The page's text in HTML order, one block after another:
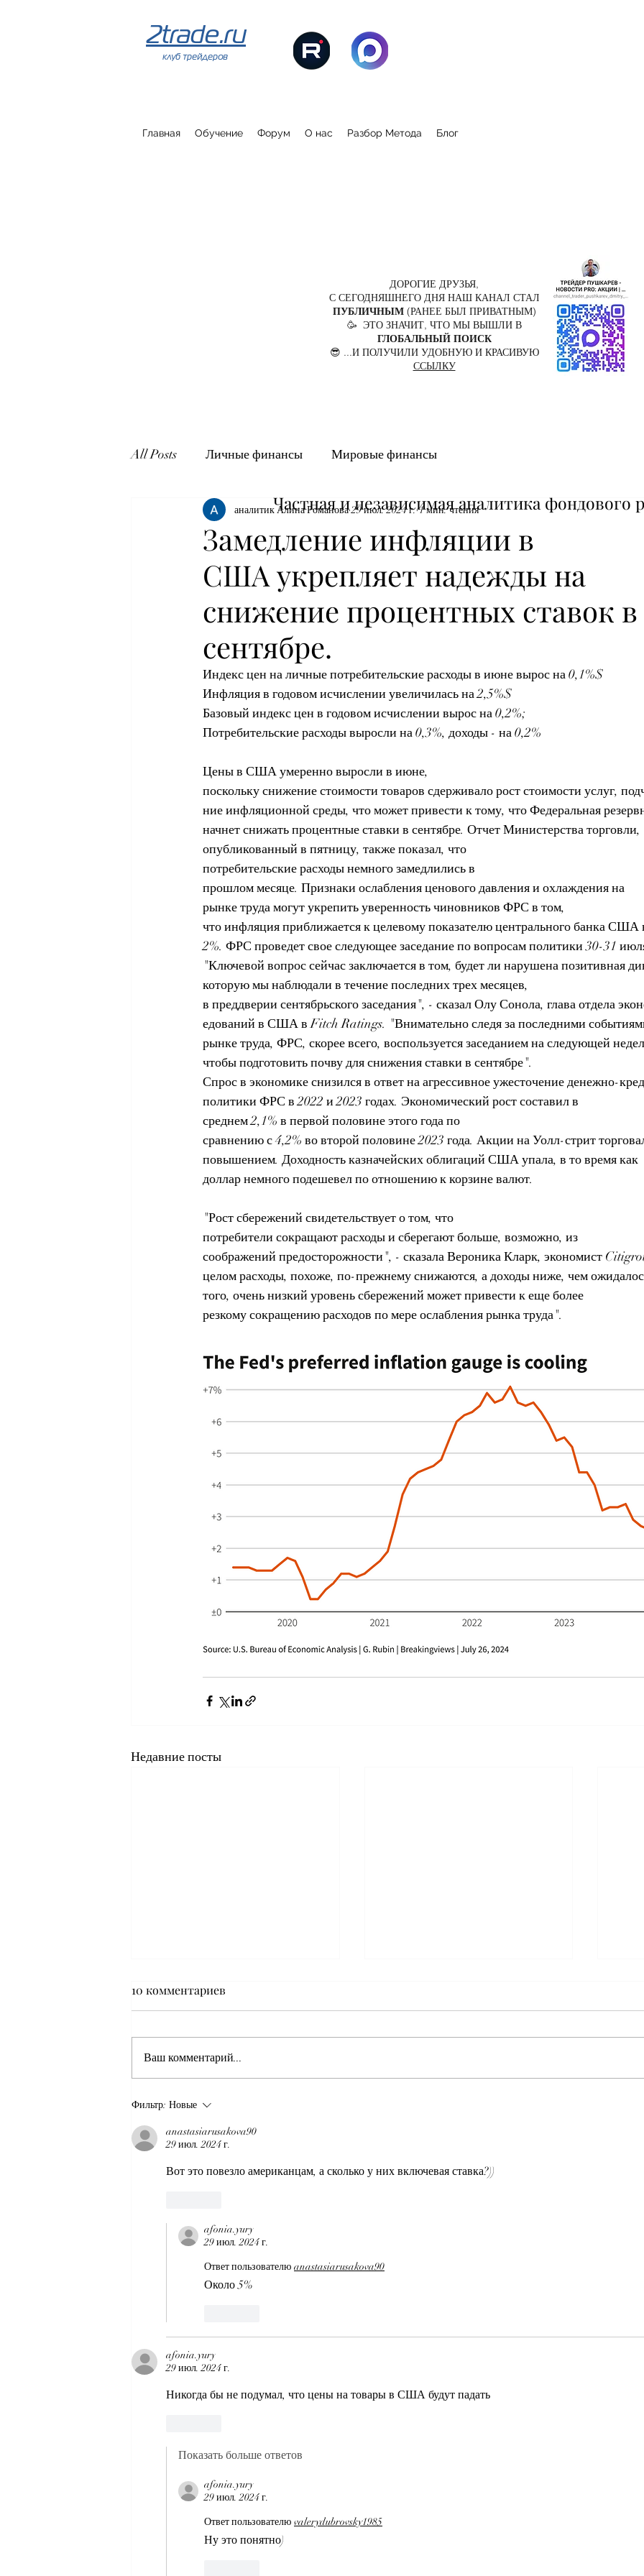
2trade.ru
клуб трейдеров
Главная Обучение Форум О нас Разбор Метода Блог
ДОРОГИЕ ДРУЗЬЯ,
С СЕГОДНЯШНЕГО ДНЯ НАШ КАНАЛ СТАЛ
ПУБЛИЧНЫМ(РАНЕЕ БЫЛ ПРИВАТНЫМ)
🥳 ЭТО ЗНАЧИТ, ЧТО МЫ ВЫШЛИ В
ГЛОБАЛЬНЫЙ ПОИСК
😎 ...И ПОЛУЧИЛИ УДОБНУЮ И КРАСИВУЮ
ССЫЛКУ
All Posts Личные финансы Мировые финансы
Замедление инфляции в
США укрепляет надежды на
снижение процентных ставок в
сентябре.
аналитик Алина Романова 29 июл. 2024 г. 1 мин. чтения
Индекс цен на личные потребительские расходы в июне вырос на 0,1%$
Инфляция в годовом исчислении увеличилась на 2,5%$
Базовый индекс цен в годовом исчислении вырос на 0,2%;
Потребительские расходы выросли на 0,3%, доходы - на 0,2%
Цены в США умеренно выросли в июне,
поскольку снижение стоимости товаров сдерживало рост стоимости услуг,
ние инфляционной среды, что может привести к тому, что Федеральная
начнет снижать процентные ставки в сентябре. Отчет Министерства торговли,
опубликованный в пятницу, также показал, что
потребительские расходы немного замедлились в
прошлом месяце. Признаки ослабления ценового давления и охлаждения на
рынке труда могут укрепить уверенность чиновников ФРС в том,
что инфляция приближается к целевому показателю центрального банка США
2%. ФРС проведет свое следующее заседание по вопросам политики 30-31
"Ключевой вопрос сейчас заключается в том, будет ли нарушена позитивная
которую мы наблюдали в течение последних трех месяцев,
в преддверии сентябрьского заседания", - сказал Олу Сонола, глава отдела
едований в США в Fitch Ratings. "Внимательно следя за последними
рынке труда, ФРС, скорее всего, воспользуется заседанием на следующей
чтобы подготовить почву для снижения ставки в сентябре".
Спрос в экономике снизился в ответ на агрессивное ужесточение денежно-
политики ФРС в 2022 и 2023 годах. Экономический рост составил в
среднем 2,1% в первой половине этого года по
сравнению с 4,2% во второй половине 2023 года. Акции на Уолл-стрит
повышением. Доходность казначейских облигаций США упала, в то время как
доллар немного подешевел по отношению к корзине валют.
"Рост сбережений свидетельствует о том, что
потребители сокращают расходы и сберегают больше, возможно, из
соображений предосторожности", - сказала Вероника Кларк, экономист
целом расходы, похоже, по-прежнему снижаются, а доходы ниже, чем
того, очень низкий уровень сбережений может привести к еще более
резкому сокращению расходов по мере ослабления рынка труда".
Недавние посты
Аналитический обзор:
политики ЕС в отношении
России (июль 2026 г.)
поставкам нефти
10 комментариев
Ваш комментарий...
Фильтр: Новые
anastasiarusakova90
29 июл. 2024 г.
Вот это повезло американцам, а сколько у них включевая ставка?))
afonia.yury
29 июл. 2024 г.
Ответ пользователю anastasiarusakova90
Около 5%
afonia.yury
29 июл. 2024 г.
Никогда бы не подумал, что цены на товары в США будут падать
Показать больше ответов
afonia.yury
29 июл. 2024 г.
Ответ пользователю valerydubrovsky1985
Ну это понятно)
Частная и независимая аналитика фондового